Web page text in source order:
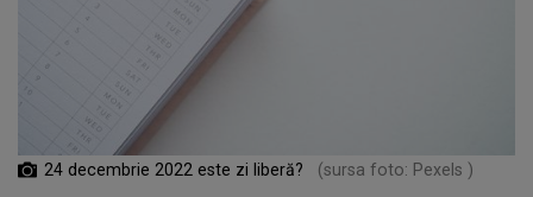
24 decembrie 2022 este zi liberă? (sursa foto: Pexels )